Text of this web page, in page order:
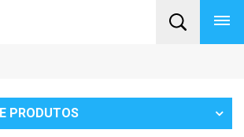
PRODUTOS